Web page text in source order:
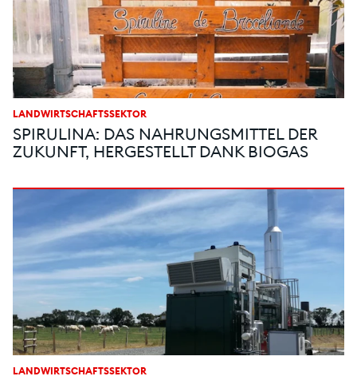
LANDWIRTSCHAFTSSEKTOR
SPIRULINA: DAS NAHRUNGSMITTEL DER
ZUKUNFT, HERGESTELLT DANK BIOGAS
LANDWIRTSCHAFTSSEKTOR